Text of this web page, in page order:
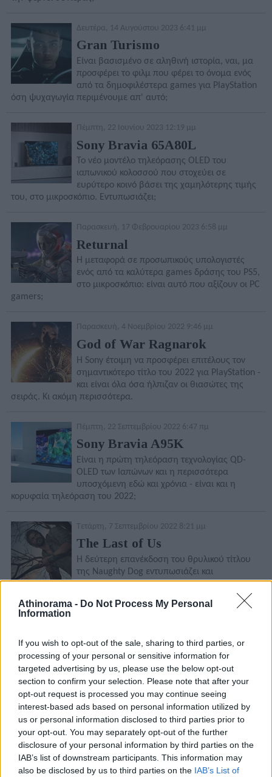
Athinorama - Do Not Process My Personal
Information
If you wish to opt-out of the sale, sharing to third parties, or
processing of your personal or sensitive information for
targeted advertising by us, please use the below opt-out
section to confirm your selection. Please note that after your
opt-out request is processed you may continue seeing
interest-based ads based on personal information utilized by
us or personal information disclosed to third parties prior to
your opt-out. You may separately opt-out of the further
disclosure of your personal information by third parties on the
IAB’s list of downstream participants. This information may
also be disclosed by us to third parties on the IAB’s List of
Δευτέρα, 14 Αυγούστου 2023 6:41 μμ
Gran Turismo
Είναι βασισμένο σε αληθινή ιστορία, ναι, μα
προσφέρει το φιλμ που φέρει το όνομα ενός
από τα δημοφιλέστερα games για PlayStation
όση ψυχαγωγία περιμένουμε απ' αυτό;
Πέμπτη, 22 Ιουνίου 2023 12:19 μμ
Sony Bravia 65A80L
Το νέο μοντέλο τηλεόρασης OLED του
ιαπωνικού κολοσσού που στοχεύει σε
ευρύτερο κοινό βάσει της χαμηλότερης τιμής
του, στο μικροσκόπιο. Εντυπωσιάζει;
Παρασκευή, 17 Φεβρουαρίου 2023 6:58 μμ
Returnal
H μεταφορά σε προσωπικούς υπολογιστές
ενός από τα καλύτερα games δράσης του PS5,
στο μικροσκόπιο: είναι αυτό που αξίζουν οι PC
gamers;
Παρασκευή, 4 Νοεμβρίου 2022 9:46 μμ
God of War Ragnarok
Η Sony έτοιμη να προσφέρει επιτέλους τον
σημαντικότερο τίτλο του 2022 για PlayStation -
και είναι όλα όσα ήλπιζαν οι θιασώτες της
σειράς. Κι ακόμη περισσότερα.
Πέμπτη, 22 Σεπτεμβρίου 2022 6:47 πμ
Sony Bravia A95K
Είναι η πρώτη τηλεόραση τεχνολογίας QD-
OLED των Ιαπώνων και η περισσότερα
υποσχόμενη εδώ και χρόνια - είναι και η
κορυφαία τηλεόραση του 2022;
Τετάρτη, 7 Σεπτεμβρίου 2022 8:21 μμ
The Last of Us
Η δεύτερη επανέκδοση του θρυλικού τίτλου
της Naughty Dog εντυπωσιάζει και
παράλληλα... προκαλεί συζητήσεις ευρύτερες
Marvel's Spider-man
Αξιολογούμε την πολυαναμενόμενη μεταφορά
του άκρως επιτυχημένου τίτλου των
PlayStation σε προσωπικούς υπολογιστές:
είναι αυτή που αξίζουν οι PC gamers;
Παρασκευή, 8 Ιουλίου 2022 6:02 μμ
Sony Bravia 65X90K
Η νέα πρόταση των Ιαπώνων για την μέση-
προς-ανώτερη κατηγορία τηλεοράσεων του